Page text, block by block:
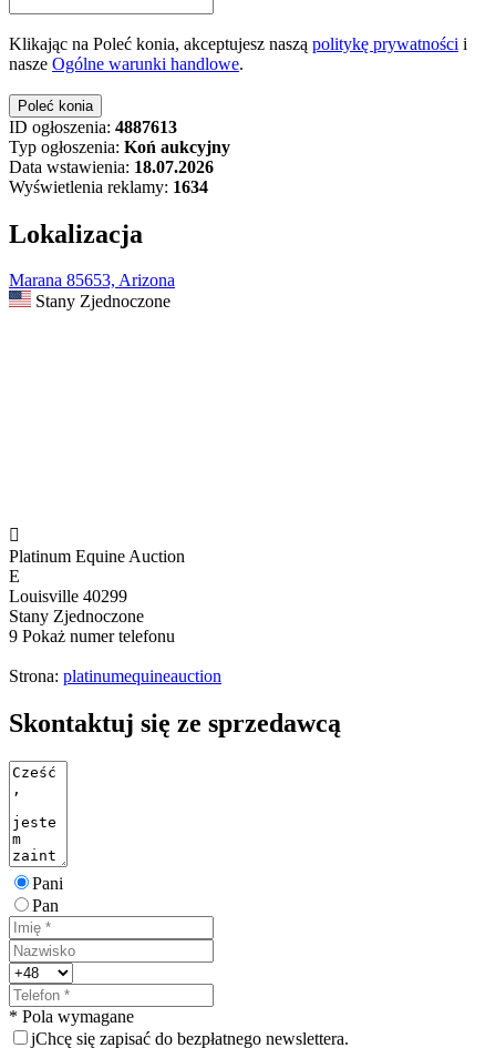
Klikając na Poleć konia, akceptujesz naszą politykę prywatności i
nasze Ogólne warunki handlowe.
ID ogłoszenia: 4887613
Typ ogłoszenia: Koń aukcyjny
Data wstawienia: 18.07.2026
Wyświetlenia reklamy: 1634
Lokalizacja
Marana 85653, Arizona
Stany Zjednoczone

Platinum Equine Auction
E
Louisville 40299
Stany Zjednoczone
9 Pokaż numer telefonu
Strona: platinumequineauction
Skontaktuj się ze sprzedawcą
Pani
Pan
* Pola wymagane
jChcę się zapisać do bezpłatnego newslettera.